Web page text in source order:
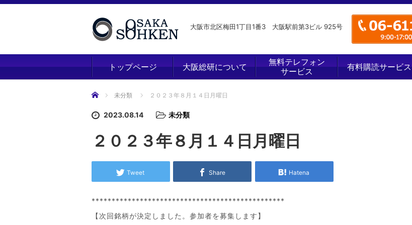
大阪市北区梅田1丁目1番3 大阪駅前第3ビル 925号
トップページ 大阪総研について
無料テレフォン
サービス
有料購読サービス
ホーム 未分類 ２０２３年８月１４日月曜日
2023.08.14 未分類
２０２３年８月１４日月曜日
Tweet Share Hatena
************************************************
【次回銘柄が決定しました。参加者を募集します】